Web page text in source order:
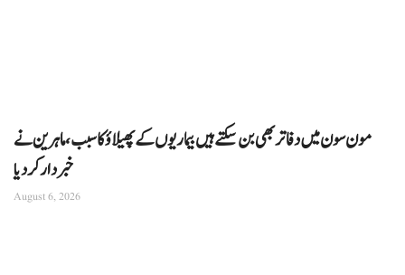
مون سون میں دفاتر بھی بن سکتے ہیں بیماریوں کے پھیلاؤ کا سبب، ماہرین نے
خبردار کر دیا
August 6, 2026